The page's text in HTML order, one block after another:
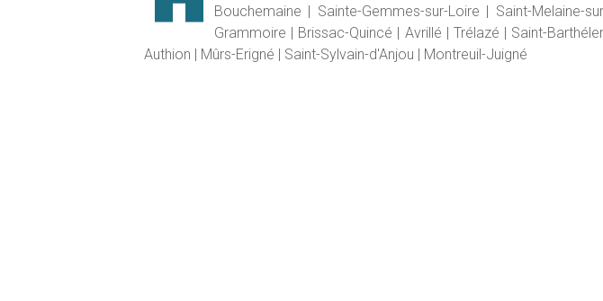
Bouchemaine | Sainte-Gemmes-sur-Loire | Saint-Melaine-
Grammoire | Brissac-Quincé | Avrillé | Trélazé | Saint-
Authion | Mûrs-Erigné | Saint-Sylvain-d'Anjou | Montreuil-Juigné